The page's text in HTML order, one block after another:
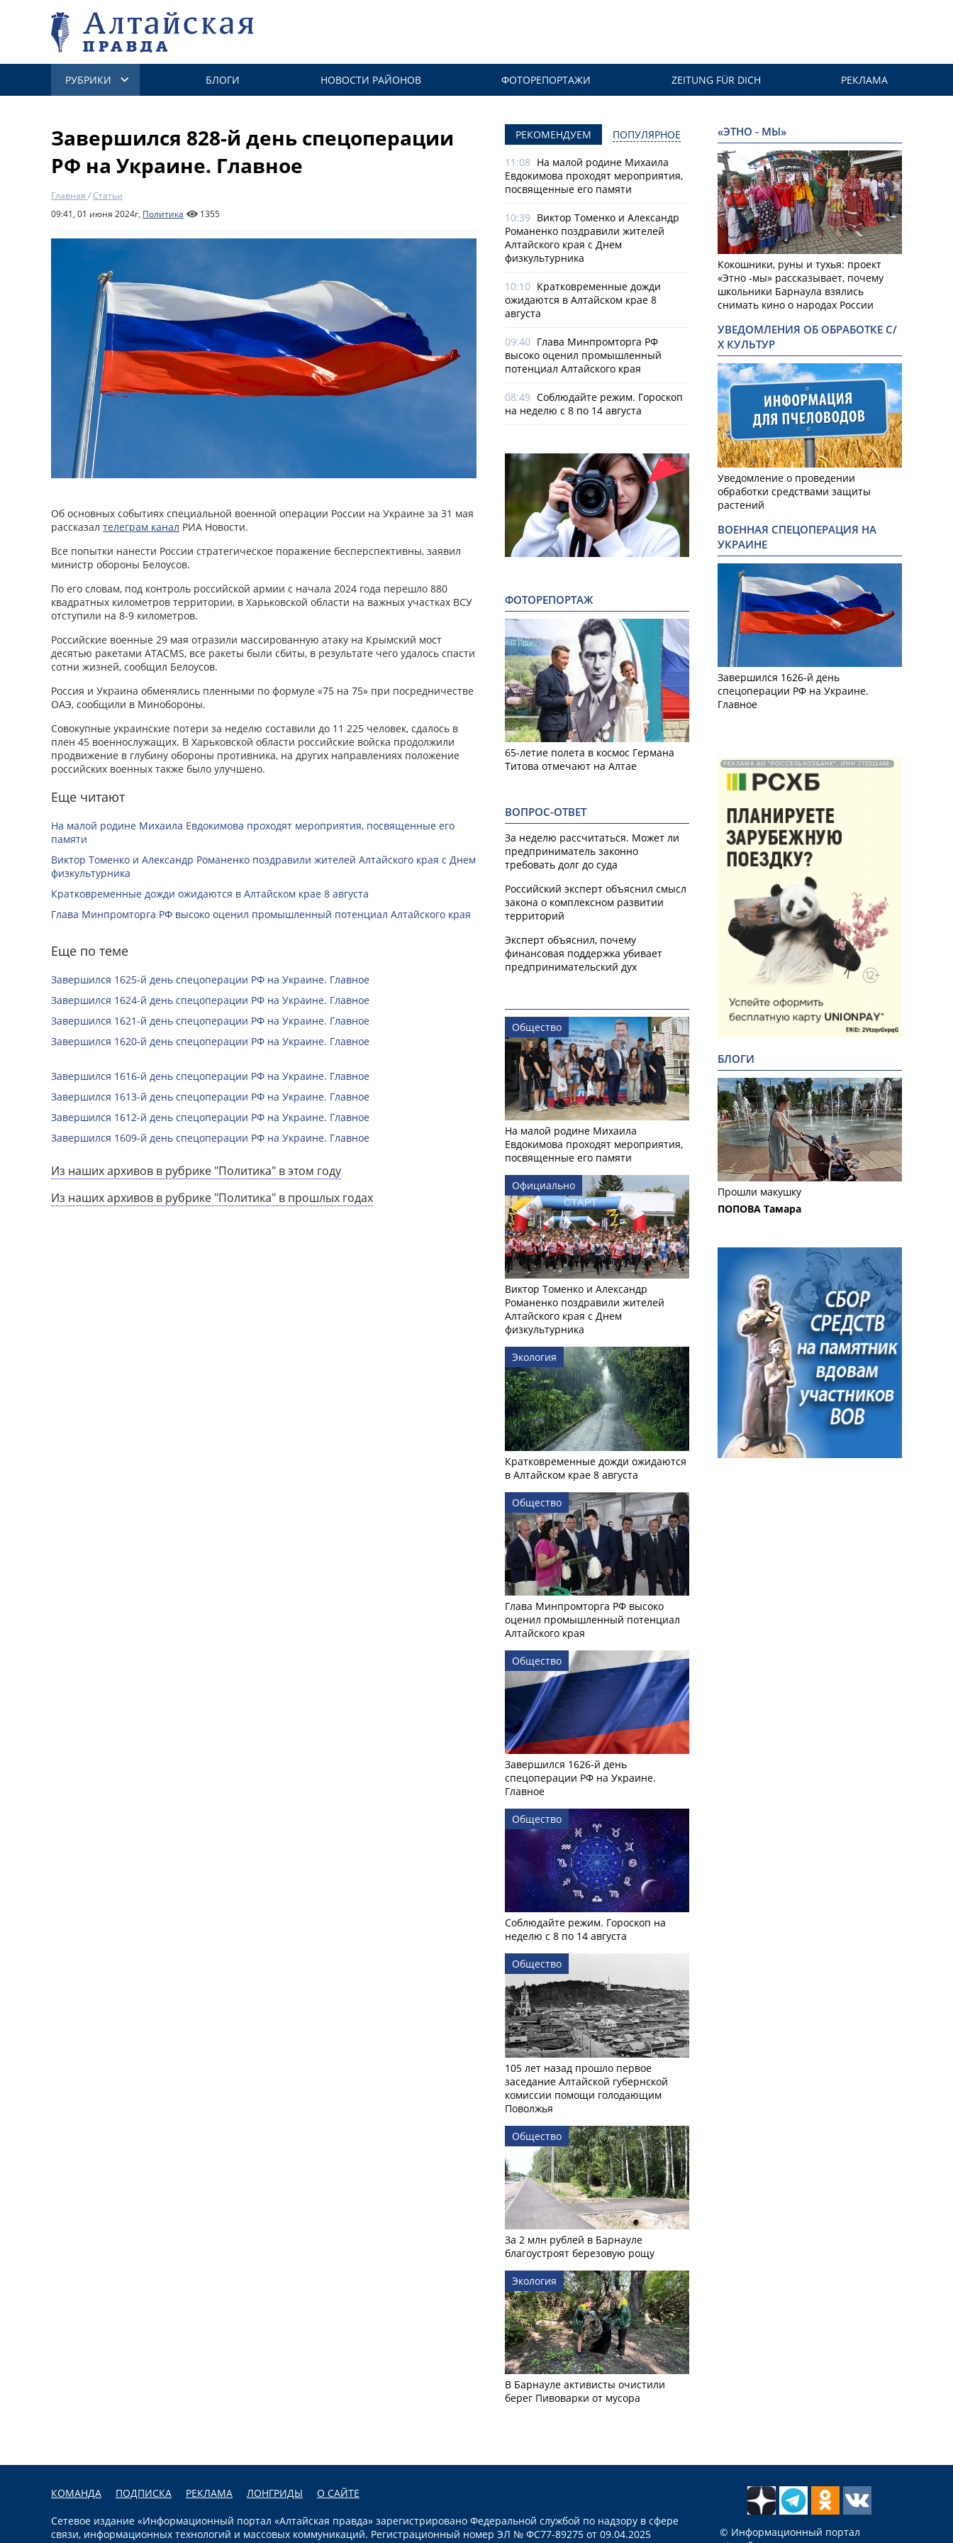
РУБРИКИ БЛОГИ НОВОСТИ РАЙОНОВ ФОТОРЕПОРТАЖИ ZEITUNG FÜR DICH РЕКЛАМА
Завершился 828-й день спецоперации
РФ на Украине. Главное
Главная /Статьи
09:41, 01 июня 2024г, Политика 1355
Об основных событиях специальной военной операции России на Украине за 31 мая
рассказал телеграм канал РИА Новости.
Все попытки нанести России стратегическое поражение бесперспективны, заявил
министр обороны Белоусов.
По его словам, под контроль российской армии с начала 2024 года перешло 880
квадратных километров территории, в Харьковской области на важных участках ВСУ
отступили на 8-9 километров.
Российские военные 29 мая отразили массированную атаку на Крымский мост
десятью ракетами ATACMS, все ракеты были сбиты, в результате чего удалось спасти
сотни жизней, сообщил Белоусов.
Россия и Украина обменялись пленными по формуле «75 на 75» при посредничестве
ОАЭ, сообщили в Минобороны.
Совокупные украинские потери за неделю составили до 11 225 человек, сдалось в
плен 45 военнослужащих. В Харьковской области российские войска продолжили
продвижение в глубину обороны противника, на других направлениях положение
российских военных также было улучшено.
Еще читают
На малой родине Михаила Евдокимова проходят мероприятия, посвященные его
памяти
Виктор Томенко и Александр Романенко поздравили жителей Алтайского края с Днем
физкультурника
Кратковременные дожди ожидаются в Алтайском крае 8 августа
Глава Минпромторга РФ высоко оценил промышленный потенциал Алтайского края
Еще по теме
Завершился 1625-й день спецоперации РФ на Украине. Главное
Завершился 1624-й день спецоперации РФ на Украине. Главное
Завершился 1621-й день спецоперации РФ на Украине. Главное
Завершился 1620-й день спецоперации РФ на Украине. Главное
Завершился 1616-й день спецоперации РФ на Украине. Главное
Завершился 1613-й день спецоперации РФ на Украине. Главное
Завершился 1612-й день спецоперации РФ на Украине. Главное
Завершился 1609-й день спецоперации РФ на Украине. Главное
Из наших архивов в рубрике "Политика" в этом году
Из наших архивов в рубрике "Политика" в прошлых годах
РЕКОМЕНДУЕМ ПОПУЛЯРНОЕ
11:08 На малой родине Михаила
Евдокимова проходят мероприятия,
посвященные его памяти
10:39 Виктор Томенко и Александр
Романенко поздравили жителей
Алтайского края с Днем
физкультурника
10:10 Кратковременные дожди
ожидаются в Алтайском крае 8
августа
09:40 Глава Минпромторга РФ
высоко оценил промышленный
потенциал Алтайского края
08:49 Соблюдайте режим. Гороскоп
на неделю с 8 по 14 августа
ФОТОРЕПОРТАЖ
65-летие полета в космос Германа
Титова отмечают на Алтае
ВОПРОС-ОТВЕТ
За неделю рассчитаться. Может ли
предприниматель законно
требовать долг до суда
Российский эксперт объяснил смысл
закона о комплексном развитии
территорий
Эксперт объяснил, почему
финансовая поддержка убивает
предпринимательский дух
Общество
На малой родине Михаила
Евдокимова проходят мероприятия,
посвященные его памяти
Официально
Виктор Томенко и Александр
Романенко поздравили жителей
Алтайского края с Днем
физкультурника
Экология
Кратковременные дожди ожидаются
в Алтайском крае 8 августа
Общество
Глава Минпромторга РФ высоко
оценил промышленный потенциал
Алтайского края
Общество
Завершился 1626-й день
спецоперации РФ на Украине.
Главное
Общество
Соблюдайте режим. Гороскоп на
неделю с 8 по 14 августа
Общество
105 лет назад прошло первое
заседание Алтайской губернской
комиссии помощи голодающим
Поволжья
Общество
За 2 млн рублей в Барнауле
благоустроят березовую рощу
Экология
В Барнауле активисты очистили
берег Пивоварки от мусора
«ЭТНО - МЫ»
Кокошники, руны и тухья: проект
«Этно -мы» рассказывает, почему
школьники Барнаула взялись
снимать кино о народах России
УВЕДОМЛЕНИЯ ОБ ОБРАБОТКЕ С/
Х КУЛЬТУР
Уведомление о проведении
обработки средствами защиты
растений
ВОЕННАЯ СПЕЦОПЕРАЦИЯ НА
УКРАИНЕ
Завершился 1626-й день
спецоперации РФ на Украине.
Главное
РЕКЛАМА АО "РОССЕЛЬХОЗБАНК". ИНН 772511448.
БЛОГИ
Прошли макушку
ПОПОВА Тамара
КОМАНДА ПОДПИСКА РЕКЛАМА ЛОНГРИДЫ О САЙТЕ
Сетевое издание «Информационный портал «Алтайская правда» зарегистрировано Федеральной службой по надзору в сфере
связи, информационных технологий и массовых коммуникаций. Регистрационный номер ЭЛ № ФС77-89275 от 09.04.2025
© Информационный портал